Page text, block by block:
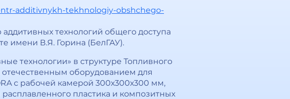
additivnykh-tekhnologiy-obshchego-
технологий общего доступа
имени В.Я. Горина (БелГАУ).
технологии» в структуре Топливного
оборудованием для
с рабочей камерой 300х300х300 мм,
пластика и композитных